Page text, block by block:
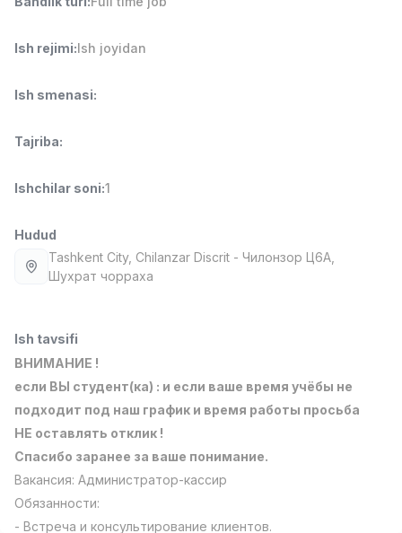
6,000,000 - 15,000,000 sum
Full time job
Ish joyidan
Do'kon sotuvchisi
Full time job
Fast food Oshpazi
LES AILES
Full time job
Ish joyidan
NAVBAHOR APTEKA
Sotuv Operatori (Faqat qizlar!)
Kelishiladi
NAFF
Full time job
Ish joyidan
TOP
Sotuv bo'yicha agent
Kelishiladi
Ish rejimi:Ish joyidan
Ish smenasi:
Tajriba:
Ishchilar soni:1
Hudud
Tashkent City, Chilanzar Discrit - Чилонзор Ц6А,
Шухрат чорраха
Ish tavsifi
ВНИМАНИЕ !
если ВЫ студент(ка) : и если ваше время учёбы не
подходит под наш график и время работы просьба
НЕ оставлять отклик !
Спасибо заранее за ваше понимание.
Вакансия: Администратор-кассир
Обязанности:
- Встреча и консультирование клиентов.
Vakansiyalar